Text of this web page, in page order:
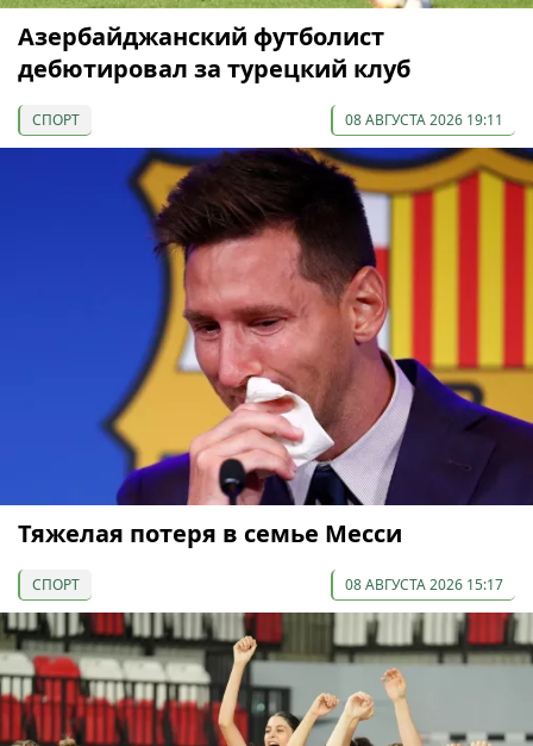
Азербайджанский футболист
дебютировал за турецкий клуб
СПОРТ 08 АВГУСТА 2026 19:11
Тяжелая потеря в семье Месси
СПОРТ 08 АВГУСТА 2026 15:17